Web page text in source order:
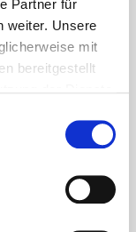
Partner für
weiter. Unsere
mit
bereitgestellt